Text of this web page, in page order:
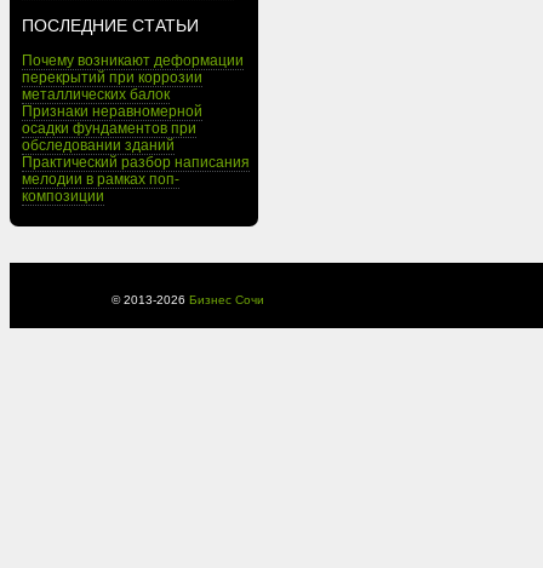
ПОСЛЕДНИЕ СТАТЬИ
Почему возникают деформации
перекрытий при коррозии
металлических балок
Признаки неравномерной
осадки фундаментов при
обследовании зданий
Практический разбор написания
мелодии в рамках поп-
композиции
© 2013-2026 Бизнес Сочи